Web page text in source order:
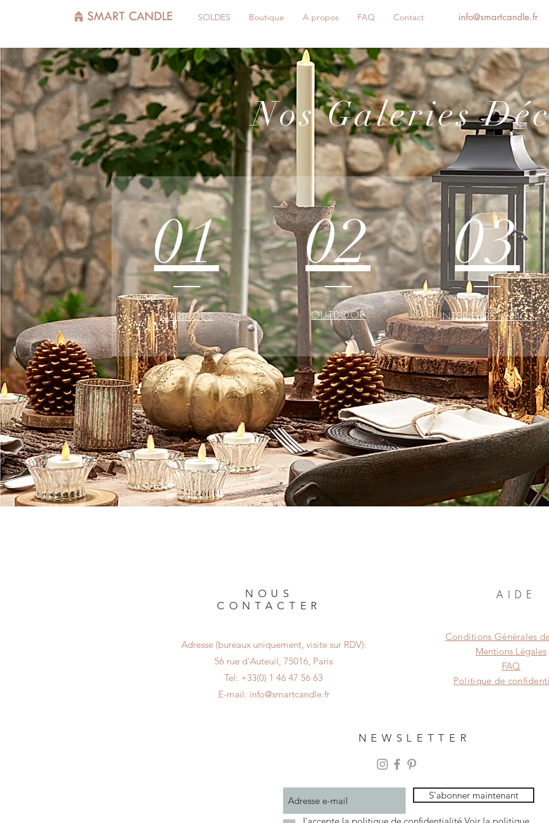
SMART CANDLE SOLDES Boutique A propos FAQ Contact info@smartcandle.fr
Nos Galeries
01
MARIAGES
02
OUTDOOR
03
INTERIEURS CHICS
NOUS
CONTACTER
Adresse (bureaux uniquement, visite sur RDV):
56 rue d'Auteuil, 75016, Paris
Tel: +33(0) 1 46 47 56 63
E-mail: info@smartcandle.fr
AIDE
Conditions Générales
Mentions Légales
FAQ
Politique de
NEWSLETTER
S'abonner maintenant